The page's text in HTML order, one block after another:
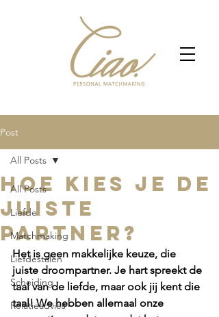
Post
All Posts
Liefde
Matchmaking
Liefdestalen
Scheiding
Relatieadvies
All Posts
Hoe kies je de
juiste
partner?
Het is geen makkelijke keuze, die
juiste droompartner. Je hart spreekt de
taal van de liefde, maar ook jij kent die
taal! We hebben allemaal onze